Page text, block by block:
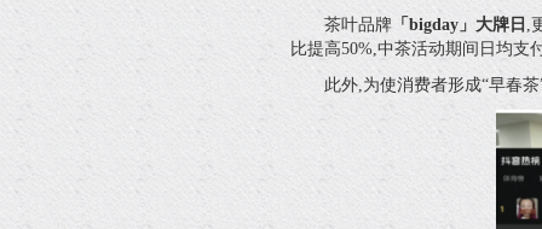
茶叶品牌 「bigday」大牌日 ,
比提高50%,中茶活动期间日均支
此外,为使消费者形成“早春